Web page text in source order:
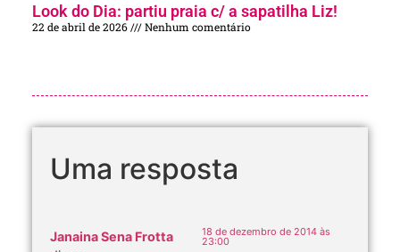
Look do Dia: partiu praia c/ a sapatilha Liz!
22 de abril de 2026 Nenhum comentário
Uma resposta
Janaina Sena Frotta
18 de dezembro de 2014 às
23:00